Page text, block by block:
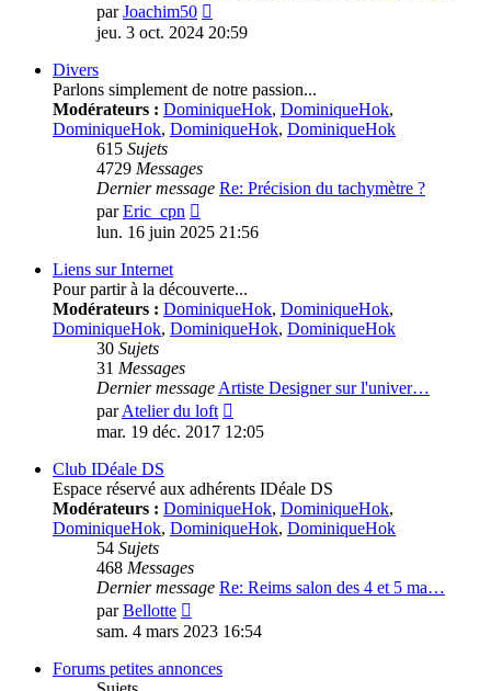
parJoachim50
le
jeu. 3 oct. 2024 20:59
Divers
Parlons simplement de notre passion...
Modérateurs : DominiqueHok, DominiqueHok,
DominiqueHok, DominiqueHok, DominiqueHok
615 Sujets
4729 Messages
Dernier message Re: Précision du tachymètre ?
parEric_cpn
le
lun. 16 juin 2025 21:56
Liens sur Internet
Pour partir à la découverte...
Modérateurs : DominiqueHok, DominiqueHok,
DominiqueHok, DominiqueHok, DominiqueHok
30 Sujets
31 Messages
Dernier messageArtiste Designer sur l'univer…
parAtelier du loft
le
mar. 19 déc. 2017 12:05
Club IDéale DS
Espace réservé aux adhérents IDéale DS
Modérateurs : DominiqueHok, DominiqueHok,
DominiqueHok, DominiqueHok, DominiqueHok
54 Sujets
468 Messages
Dernier message Re: Reims salon des 4 et 5 ma…
parBellotte
le
message
sam. 4 mars 2023 16:54
Forums petites annonces